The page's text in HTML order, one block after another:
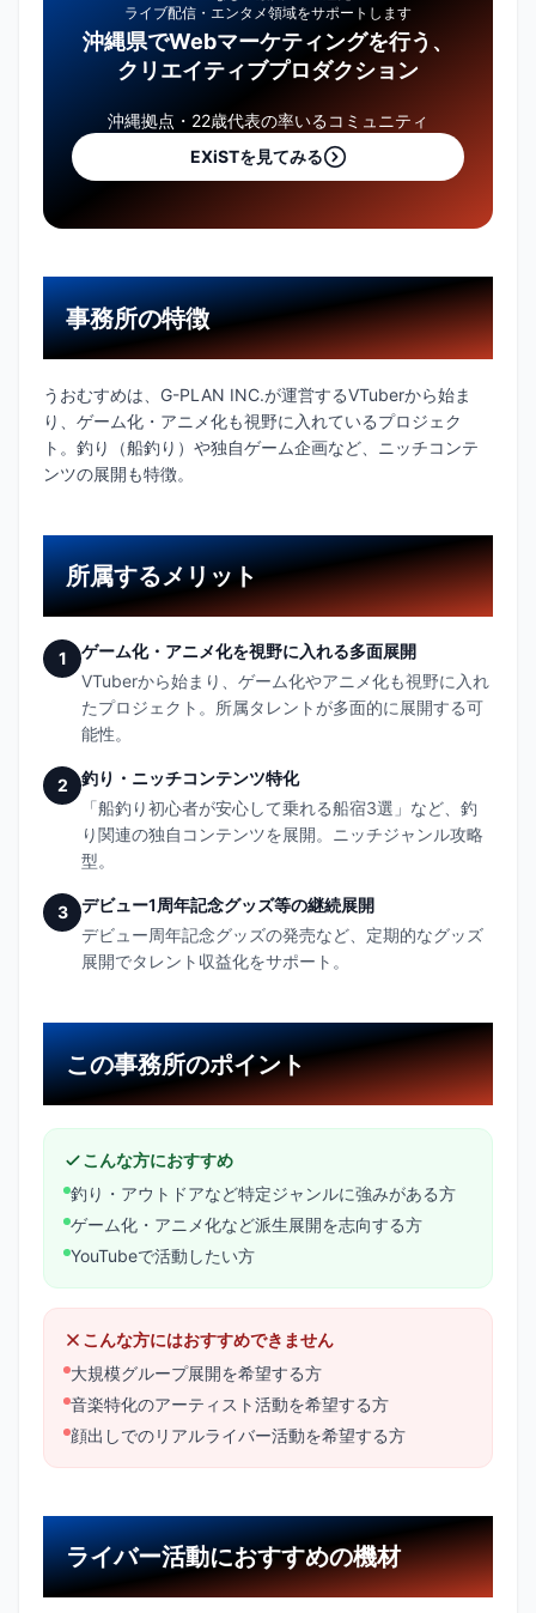
ライブ配信・エンタメ領域をサポートします
沖縄県でWebマーケティングを行う、
クリエイティブプロダクション
沖縄拠点・22歳代表の率いるコミュニティ
EXiSTを見てみる
事務所の特徴
うおむすめは、G-PLAN INC.が運営するVTuberから始ま
り、ゲーム化・アニメ化も視野に入れているプロジェク
ト。釣り（船釣り）や独自ゲーム企画など、ニッチコンテ
ンツの展開も特徴。
所属するメリット
1
ゲーム化・アニメ化を視野に入れる多面展開
VTuberから始まり、ゲーム化やアニメ化も視野に入れ
たプロジェクト。所属タレントが多面的に展開する可
能性。
2
釣り・ニッチコンテンツ特化
「船釣り初心者が安心して乗れる船宿3選」など、釣
り関連の独自コンテンツを展開。ニッチジャンル攻略
型。
3
デビュー1周年記念グッズ等の継続展開
デビュー周年記念グッズの発売など、定期的なグッズ
展開でタレント収益化をサポート。
この事務所のポイント
こんな方におすすめ
釣り・アウトドアなど特定ジャンルに強みがある方
ゲーム化・アニメ化など派生展開を志向する方
YouTubeで活動したい方
こんな方にはおすすめできません
大規模グループ展開を希望する方
音楽特化のアーティスト活動を希望する方
顔出しでのリアルライバー活動を希望する方
ライバー活動におすすめの機材